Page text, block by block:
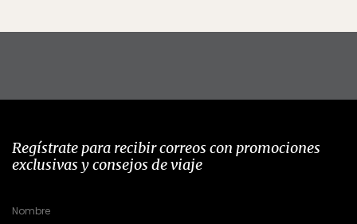
Regístrate para recibir correos con promociones
exclusivas y consejos de viaje